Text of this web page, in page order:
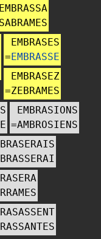
EMBRASSA
SABRAMES
EMBRASES
=EMBRASSE
EMBRASEZ
=ZEBRAMES
EMBRASIONS
=AMBROSIENS